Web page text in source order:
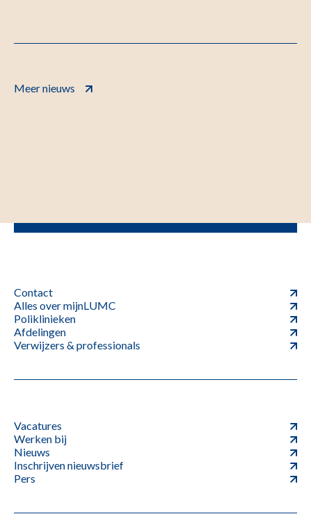
Meer nieuws
Contact
Alles over mijnLUMC
Poliklinieken
Afdelingen
Verwijzers & professionals
Vacatures
Werken bij
Nieuws
Inschrijven nieuwsbrief
Pers